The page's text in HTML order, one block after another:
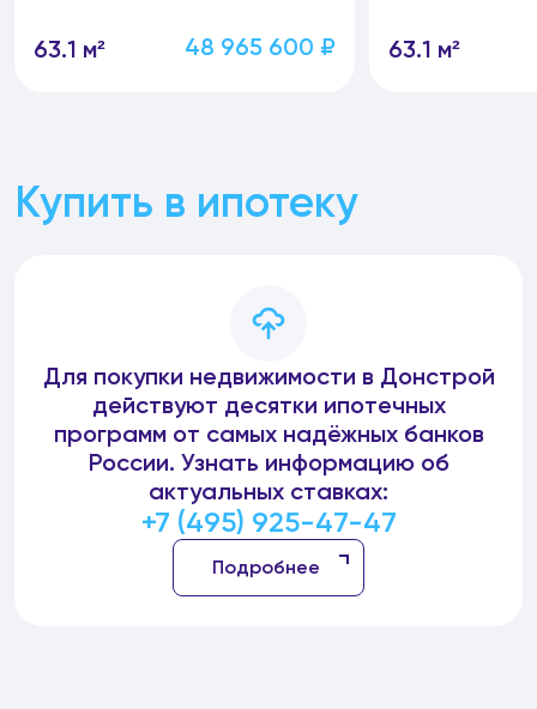
63.1 м² 48 965 600 ₽ 63.1 м²
Купить в ипотеку
Для покупки недвижимости в Донстрой
действуют десятки ипотечных
программ от самых надёжных банков
России. Узнать информацию об
актуальных ставках:
+7 (495) 925-47-47
Подробнее